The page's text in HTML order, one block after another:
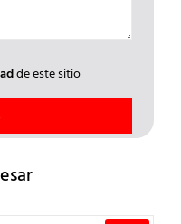
de este sitio